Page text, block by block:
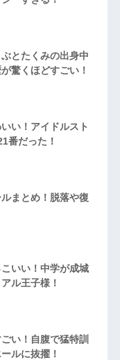
とたくみの出身中
驚くほどすごい！
い！アイドルスト
番だった！
まとめ！脱落や復
いい！中学が成城
ル王子様！
い！自腹で猛特訓
ルに抜擢！